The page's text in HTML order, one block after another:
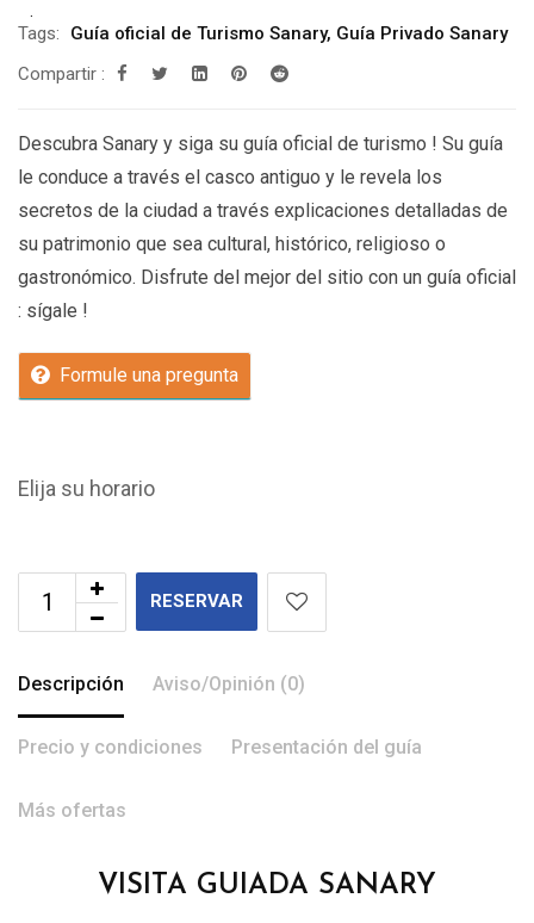
Tags: Guía oficial de Turismo Sanary, Guía Privado Sanary
Compartir :
Descubra Sanary y siga su guía oficial de turismo ! Su guía
le conduce a través el casco antiguo y le revela los
secretos de la ciudad a través explicaciones detalladas de
su patrimonio que sea cultural, histórico, religioso o
gastronómico. Disfrute del mejor del sitio con un guía oficial
: sígale !
Formule una pregunta
Elija su horario
RESERVAR
Descripción Aviso/Opinión (0)
Precio y condiciones Presentación del guía
Más ofertas
VISITA GUIADA SANARY